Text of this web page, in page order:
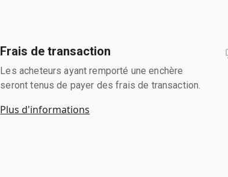
Frais de transaction
Les acheteurs ayant remporté une enchère
seront tenus de payer des frais de transaction.
Plus d'informations